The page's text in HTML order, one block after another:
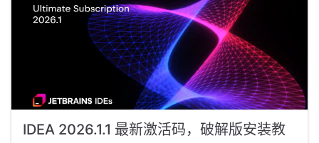
IDEA 2026.1.1 最新激活码，破解版安装教